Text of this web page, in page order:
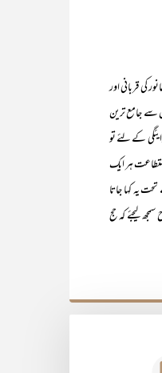
قربانی اور
سے جامع ترین
کے لئے تو
ہر ایک
یہ کہا جاتا
لیجئے کہ حج